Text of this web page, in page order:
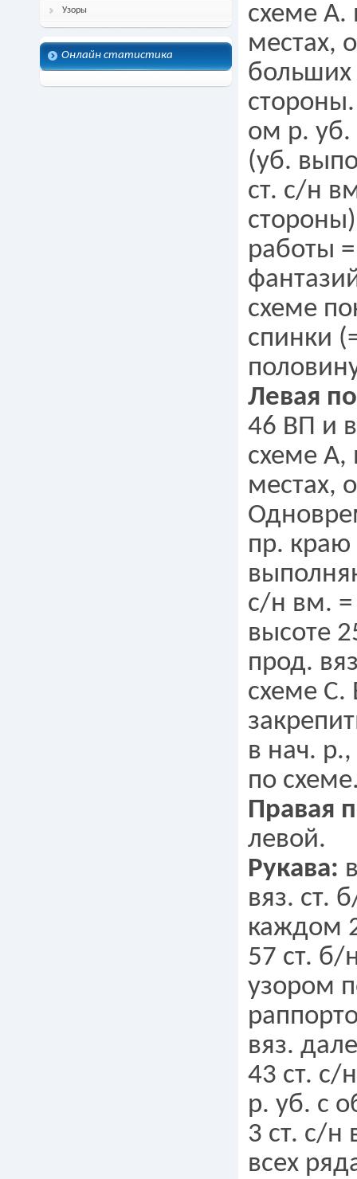
Узоры
Онлайн статистика
схеме А.
местах,
больших
ом р. уб.
(уб.
ст. с/н
работы
схеме
спинки
Левая
46 ВП и
схеме А,
местах,
пр. краю
с/н вм. =
высоте
прод.
схеме С.
в нач.
по
Правая
левой.
Рукава:
вяз. ст.
каждом
57 ст. б/
узором
вяз.
43 ст. с/
р. уб. с
3 ст. с/н
всех